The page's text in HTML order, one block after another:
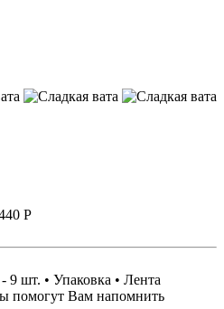
Р
9 шт. • Упаковка • Лента
помогут Вам напомнить